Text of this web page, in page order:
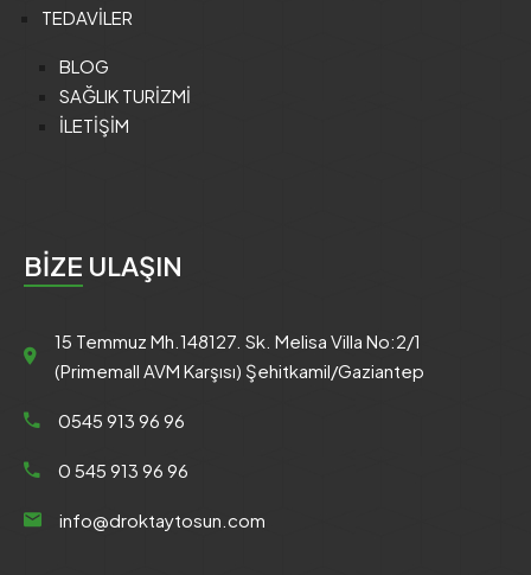
TEDAVİLER
BLOG
SAĞLIK TURİZMİ
İLETİŞİM
BİZE ULAŞIN
15 Temmuz Mh.148127. Sk. Melisa Villa No:2/1
(Primemall AVM Karşısı) Şehitkamil/Gaziantep
0545 913 96 96
0 545 913 96 96
info@droktaytosun.com